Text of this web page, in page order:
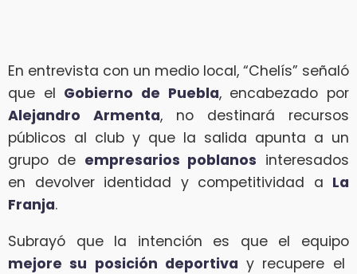
En entrevista con un medio local, “Chelís” señaló
que el Gobierno de Puebla, encabezado por
Alejandro Armenta, no destinará recursos
públicos al club y que la salida apunta a un
grupo de empresarios poblanos interesados
en devolver identidad y competitividad a La
Franja.
Subrayó que la intención es que el equipo
mejore su posición deportiva y recupere el